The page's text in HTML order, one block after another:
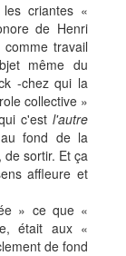
criantes «
de Henri
travail
même du
-chez qui la
collective »
c'est l'autre
fond de la
de sortir. Et ça
affleure et
» ce que «
était aux «
de fond